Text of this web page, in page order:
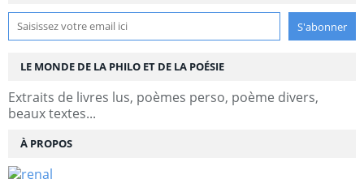
LE MONDE DE LA PHILO ET DE LA POÉSIE
Extraits de livres lus, poèmes perso, poème divers,
beaux textes...
À PROPOS